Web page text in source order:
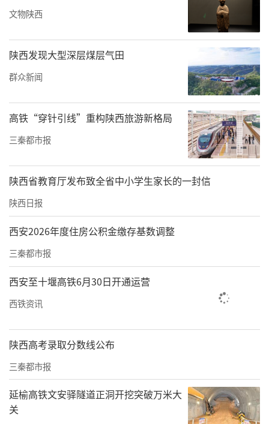
该项目公示房源户型及面积如下：4室2厅134
㎡、3室2厅148㎡、4室2厅148㎡、4室3厅148
㎡、4室2厅178㎡、4室2厅198㎡。
据悉，西安浐灞国际港文昌·临江阅项目由陕
西文启星途置业有限公司开发建设，地处西安
浐灞国际港港丰路以南、灞渭大道以东，项目
总建筑面积133800㎡，占地面积57.5亩，规划
总户数563户，容积率2.5，绿化率达35%。
文物陕西
陕西发现大型深层煤层气田
群众新闻
高铁“穿针引线”重构陕西旅游新格局
三秦都市报
陕西省教育厅发布致全省中小学生家长的一封信
陕西日报
西安2026年度住房公积金缴存基数调整
三秦都市报
西安至十堰高铁6月30日开通运营
西铁资讯
陕西高考录取分数线公布
三秦都市报
延榆高铁文安驿隧道正洞开挖突破万米大
关